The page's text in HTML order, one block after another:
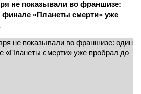
не показывали во франшизе:
финале «Планеты смерти» уже